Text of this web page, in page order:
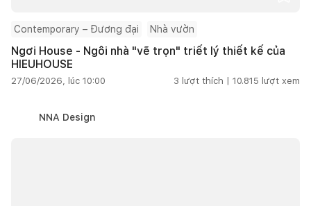
Contemporary – Đương đại Nhà vườn
Ngơi House - Ngôi nhà "vẽ trọn" triết lý thiết kế của
HIEUHOUSE
27/06/2026, lúc 10:00 3 lượt thích | 10.815 lượt xem
NNA Design